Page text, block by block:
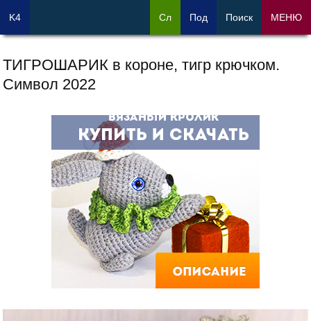
ТИГРОШАРИК в короне, тигр крючком.
Символ 2022
K4 Сл Под Поиск МЕНЮ